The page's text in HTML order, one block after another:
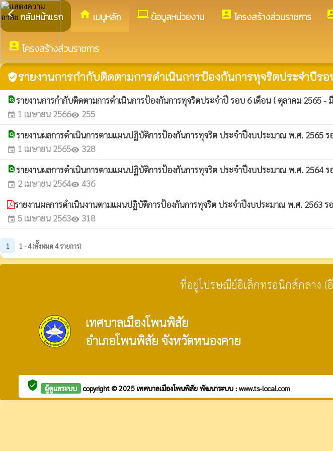
arrow_back_ios กลับหน้าแรก home เมนูหลัก computerข้อมูลหน่วยงาน account_box โครงสร้างส่วนราชการ
account_box โครงสร้างส่วนราชการ
verified_userรายงานการกำกับติดตามการดำเนินการป้องกันการทุจริตประจำปีร
find_in_pageรายงานการกำกับติดตามการดำเนินการป้องกันการทุจริตประจำปี รอบ 6 เดือน ( ตุลาคม 2565 -
event 1 เมษายน 2566visibility 255
find_in_pageรายงานผลการดำเนินการตามแผนปฏิบัติการป้องกันการทุจริต ประจำปีงบประมาณ พ.ศ. 2565
event 1 เมษายน 2565visibility 328
find_in_pageรายงานผลการดำเนินการตามแผนปฏิบัติการป้องกันการทุจริต ประจำปีงบประมาณ พ.ศ. 2564
event 2 เมษายน 2564visibility 436
รายงานผลการดําเนินงานตามแผนปฏิบัติการป้องกันการทุจริต ประจำปีงบประมาณ พ.ศ. 2563 ร
event 5 เมษายน 2563visibility 318
1 1 - 4 (ทั้งหมด 4 รายการ)
ที่อยู่ไปรษณีย์อิเล็กทรอนิกส์กลาง (
เทศบาลเมืองโพนพิสัย
อำเภอโพนพิสัย จังหวัดหนองคาย
verified_user ผู้ดูแลระบบ copyright © 2025 เทศบาลเมืองโพนพิสัย พัฒนาระบบ : www.ts-local.com